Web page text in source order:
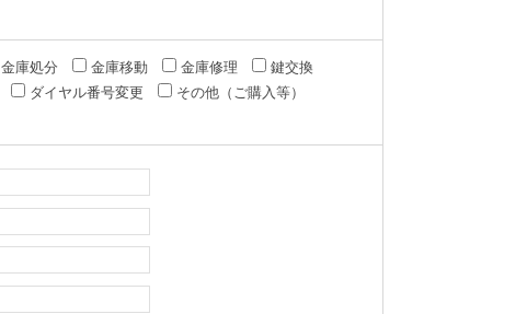
金庫処分 金庫移動 金庫修理
鍵交換
ダイヤル番号変更 その他（ご購入等）